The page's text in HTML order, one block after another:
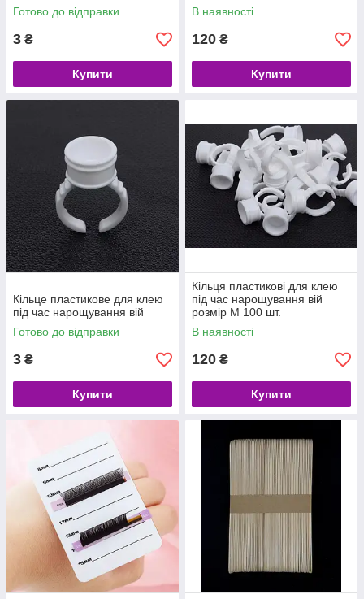
Готово до відправки
3 ₴
Купити
В наявності
120 ₴
Купити
Кільце пластикове для клею
під час нарощування вій
Готово до відправки
3 ₴
Купити
Кільця пластикові для клею
під час нарощування вій
розмір М 100 шт.
В наявності
120 ₴
Купити